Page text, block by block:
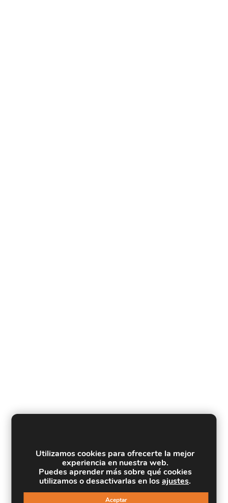
Utilizamos cookies para ofrecerte la mejor
experiencia en nuestra web.
Puedes aprender más sobre qué cookies
utilizamos o desactivarlas en losajustes.
Aceptar